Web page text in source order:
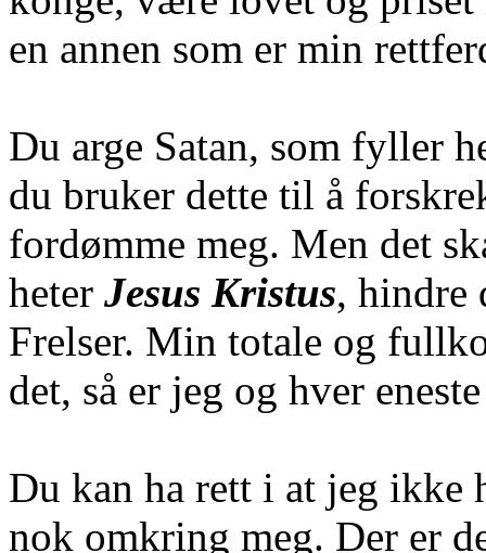
en annen som er min
Du arge Satan, som fyller
du bruker dette til å
fordømme meg. Men det
heter Jesus Kristus, hindre
Frelser. Min totale og
det, så er jeg og hver
Du kan ha rett i at jeg ikke
nok omkring meg. Der er